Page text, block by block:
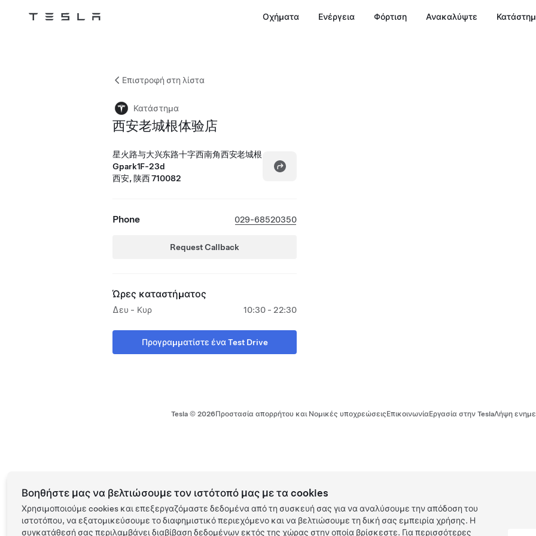
Tesla Οχήματα Ενέργεια Φόρτιση Ανακαλύψτε
Επιστροφή στη λίστα
Κατάστημα
西安老城根体验店
星火路与大兴东路十字西南角西安老城根
Gpark1F-23d
西安, 陕西 710082
Phone 029-68520350
Request Callback
Ώρες καταστήματος
Δευ - Κυρ 10:30 - 22:30
Προγραμματίστε ένα Test Drive
Tesla © 2026Προστασία απορρήτου και Νομικές υποχρεώσειςΕπικοινωνίαΕργασία στην TeslaΛήψη
Βοηθήστε μας να βελτιώσουμε τον ιστότοπό μας με τα cookies
Χρησιμοποιούμε cookies και επεξεργαζόμαστε δεδομένα από τη συσκευή σας για να αναλύσουμε την απόδοση του
ιστοτόπου, να εξατομικεύσουμε το διαφημιστικό περιεχόμενο και να βελτιώσουμε τη δική σας εμπειρία χρήσης. Η
συγκατάθεσή σας περιλαμβάνει διαβίβαση δεδομένων εκτός της χώρας στην οποία βρίσκεστε. Για περισσότερες